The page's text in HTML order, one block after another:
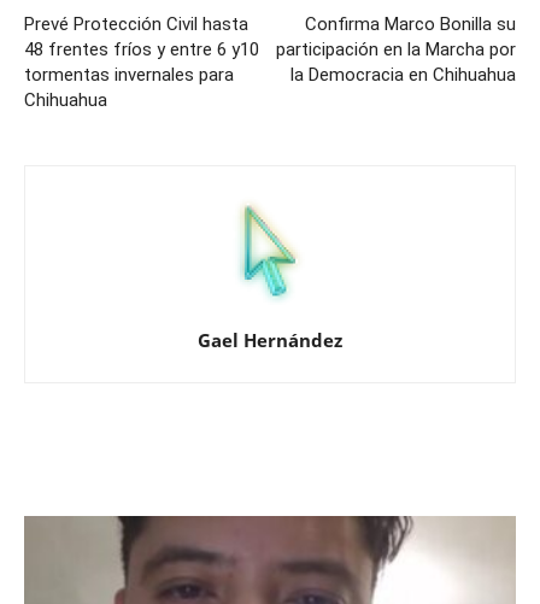
Prevé Protección Civil hasta
48 frentes fríos y entre 6 y10
tormentas invernales para
Chihuahua
Confirma Marco Bonilla su
participación en la Marcha por
la Democracia en Chihuahua
Gael Hernández